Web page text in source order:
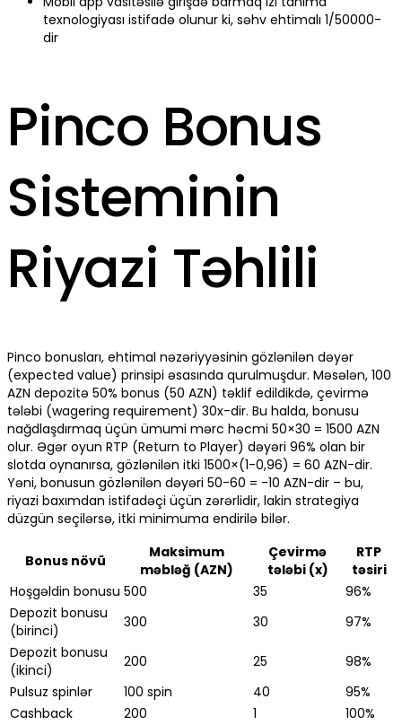
texnologiyası istifadə olunur ki, səhv ehtimalı 1/50000-
dir
Pinco Bonus
Sisteminin
Riyazi Təhlili
Pinco bonusları, ehtimal nəzəriyyəsinin gözlənilən dəyər
(expected value) prinsipi əsasında qurulmuşdur. Məsələn, 100
AZN depozitə 50% bonus (50 AZN) təklif edildikdə, çevirmə
tələbi (wagering requirement) 30x-dir. Bu halda, bonusu
nağdlaşdırmaq üçün ümumi mərc həcmi 50×30 = 1500 AZN
olur. Əgər oyun RTP (Return to Player) dəyəri 96% olan bir
slotda oynanırsa, gözlənilən itki 1500×(1-0,96) = 60 AZN-dir.
Yəni, bonusun gözlənilən dəyəri 50-60 = -10 AZN-dir – bu,
riyazi baxımdan istifadəçi üçün zərərlidir, lakin strategiya
düzgün seçilərsə, itki minimuma endirilə bilər.
Bonus növü
Maksimum
məbləğ (AZN)
Çevirmə
tələbi (x)
RTP
təsiri
Hoşgəldin bonusu 500 35
96%
Depozit bonusu
(birinci)
300 30
97%
Depozit bonusu
(ikinci)
200 25
98%
Pulsuz spinlər
100 spin 40
95%
Cashback
200 1
100%